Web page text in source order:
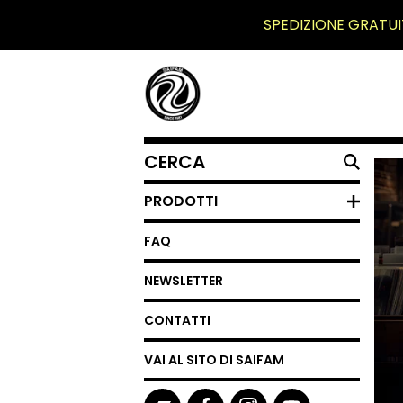
SPEDIZIONE
CERCA
UN
PRODOTTO
PRODOTTI
FAQ
NEWSLETTER
CONTATTI
VAI AL SITO DI SAIFAM